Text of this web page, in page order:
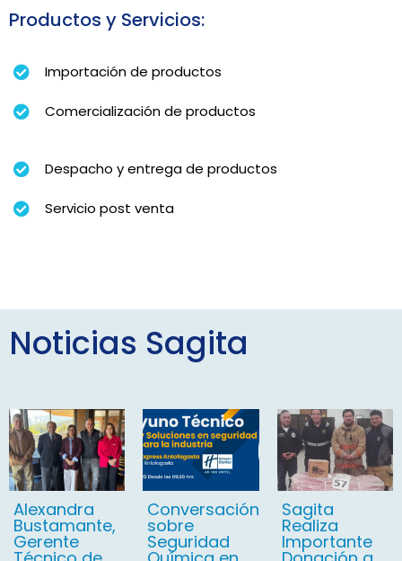
Productos y Servicios:
Importación de productos
Comercialización de productos
Despacho y entrega de productos
Servicio post venta
Noticias Sagita
Alexandra
Bustamante,
Gerente
Conversación
sobre
Seguridad
Sagita
Realiza
Importante